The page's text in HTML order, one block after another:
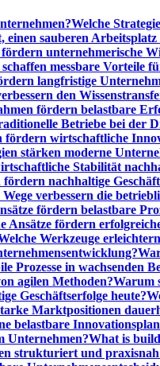
Welche
sauberen Arbeitsplatz
fördern unternehmerische
messbare Vorteile
langfristige
den
fördern belastbare
Betriebe bei der
fördern wirtschaftliche
stärken moderne
Stabilität
nachhaltige
Wege verbessern die
fördern belastbare
Ansätze fördern
Werkzeuge
Prozesse in wachsenden
agilen Methoden?Warum
Geschäftserfolge heute?
Marktpositionen
belastbare
Unternehmen?What is
strukturiert und